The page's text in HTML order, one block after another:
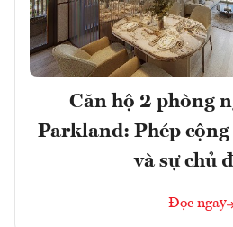
Căn hộ 2 phòng
Parkland: Phép cộng
và sự chủ
Đọc ngay